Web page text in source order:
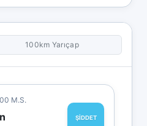
100km Yarıçap
M.S.
ŞİDDET